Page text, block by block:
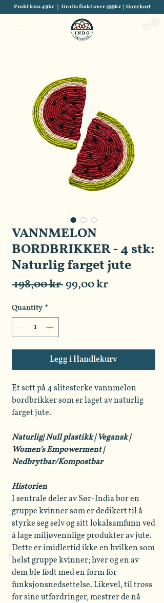
Frakt kun 49kr | Gratis frakt over 599kr | Gavekort
VANNMELON
BORDBRIKKER - 4 stk:
Naturlig farget jute
198,00 kr Regular
99,00 krSale
Quantity *
Legg i Handlekurv
Et sett på 4 slitesterke vannmelon
bordbrikker som er laget av naturlig
farget jute.
Naturlig| Null plastikk | Vegansk |
Women's Empowerment |
Nedbrytbar/Kompostbar
Historien
I sentrale deler av Sør-India bor en
gruppe kvinner som er dedikert til å
styrke seg selv og sitt lokalsamfunn ved
å lage miljøvennlige produkter av jute.
Dette er imidlertid ikke en hvilken som
helst gruppe kvinner; hver og en av
dem ble født med en form for
funksjonsnedsettelse. Likevel, til tross
for sine utfordringer, mestrer de nå